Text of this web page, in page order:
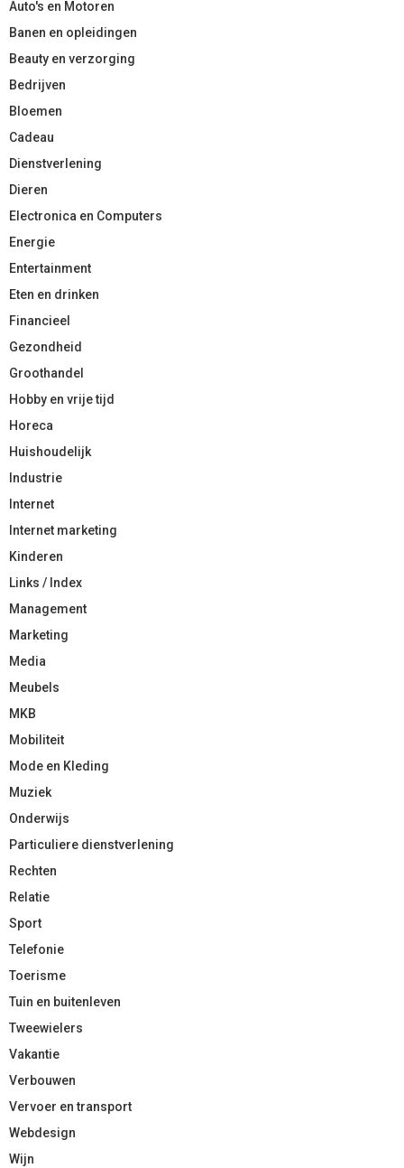
Auto's en Motoren
Banen en opleidingen
Beauty en verzorging
Bedrijven
Bloemen
Cadeau
Dienstverlening
Dieren
Electronica en Computers
Energie
Entertainment
Eten en drinken
Financieel
Gezondheid
Groothandel
Hobby en vrije tijd
Horeca
Huishoudelijk
Industrie
Internet
Internet marketing
Kinderen
Links / Index
Management
Marketing
Media
Meubels
MKB
Mobiliteit
Mode en Kleding
Muziek
Onderwijs
Particuliere dienstverlening
Rechten
Relatie
Sport
Telefonie
Toerisme
Tuin en buitenleven
Tweewielers
Vakantie
Verbouwen
Vervoer en transport
Webdesign
Wijn